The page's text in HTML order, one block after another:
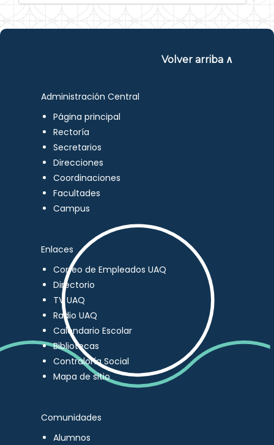
Volver arriba ∧
Administración Central
Página principal
Rectoría
Secretarios
Direcciones
Coordinaciones
Facultades
Campus
Enlaces
Correo de Empleados UAQ
Directorio
TV UAQ
Radio UAQ
Calendario Escolar
Bibliotecas
Contraloría Social
Mapa de sitio
Comunidades
Alumnos